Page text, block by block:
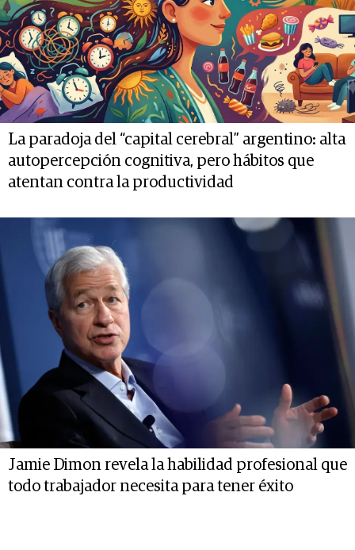
La paradoja del “capital cerebral” argentino: alta
autopercepción cognitiva, pero hábitos que
atentan contra la productividad
Jamie Dimon revela la habilidad profesional que
todo trabajador necesita para tener éxito